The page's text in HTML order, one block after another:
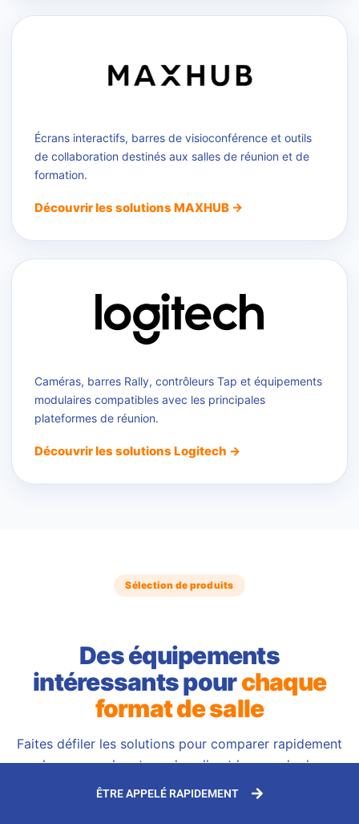
Écrans interactifs, barres de visioconférence et outils
de collaboration destinés aux salles de réunion et de
formation.
Découvrir les solutions MAXHUB →
Caméras, barres Rally, contrôleurs Tap et équipements
modulaires compatibles avec les principales
plateformes de réunion.
Découvrir les solutions Logitech →
Sélection de produits
Des équipements
intéressants pourchaque
format de salle
Faites défiler les solutions pour comparer rapidement
leur usage, leur type de salle et leur mode de
fonctionnement.
ÊTRE APPELÉ RAPIDEMENT